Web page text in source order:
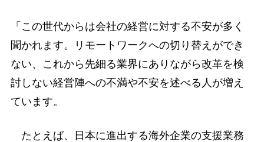
「この世代からは会社の経営に対する不安が多く
聞かれます。リモートワークへの切り替えができ
ない、これから先細る業界にありながら改革を検
討しない経営陣への不満や不安を述べる人が増え
ています。
たとえば、日本に進出する海外企業の支援業務